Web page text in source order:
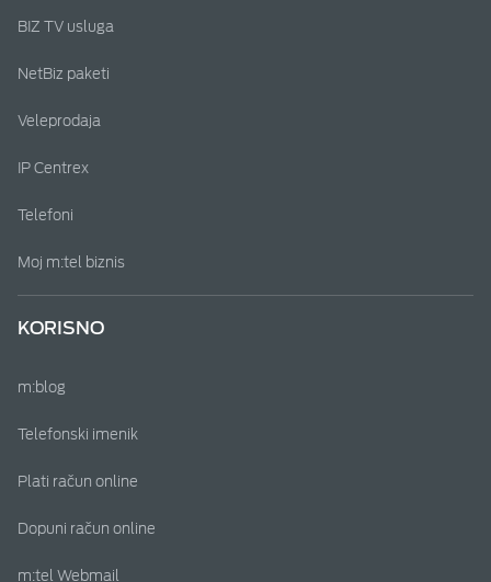
BIZ TV usluga
NetBiz paketi
Veleprodaja
IP Centrex
Telefoni
Moj m:tel biznis
KORISNO
m:blog
Telefonski imenik
Plati račun online
Dopuni račun online
m:tel Webmail